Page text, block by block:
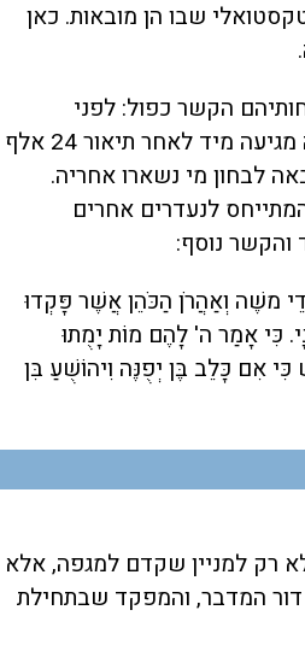
שבו הן מובאות. כאן
הקשר כפול: לפני
הרשימה ואחריה. הרשימה מגיעה מיד לאחר תיאור 24 אלף
לבחון מי נשארו אחריה.
לנעדרים אחרים
והקשר נוסף:
משֶׁה וְאַהֲרֹן הַכֹּהֵן אֲשֶׁר פָּקְדוּ
כִּי אָמַר ה' לָהֶם מוֹת יָמֻתוּ
אִם כָּלֵב בֶּן יְפֻנֶּה וִיהוֹשֻׁעַ בִּן
רק למניין שקדם למגפה, אלא
דור המדבר, והמפקד שבתחילת